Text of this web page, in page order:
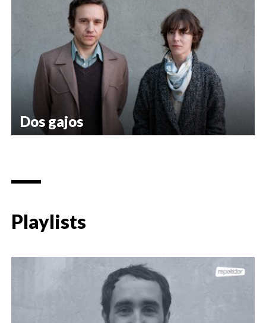
Dos gajos
Playlists